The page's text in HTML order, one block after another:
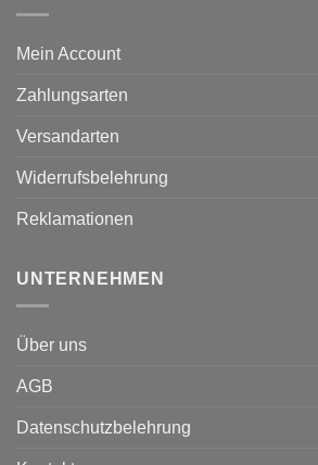
Mein Account
Zahlungsarten
Versandarten
Widerrufsbelehrung
Reklamationen
UNTERNEHMEN
Über uns
AGB
Datenschutzbelehrung